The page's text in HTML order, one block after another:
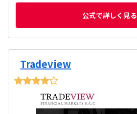
公式で詳しく見る
Tradeview